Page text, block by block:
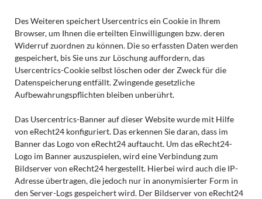
Des Weiteren speichert Usercentrics ein Cookie in Ihrem
Browser, um Ihnen die erteilten Einwilligungen bzw. deren
Widerruf zuordnen zu können. Die so erfassten Daten werden
gespeichert, bis Sie uns zur Löschung auffordern, das
Usercentrics-Cookie selbst löschen oder der Zweck für die
Datenspeicherung entfällt. Zwingende gesetzliche
Aufbewahrungspflichten bleiben unberührt.
Das Usercentrics-Banner auf dieser Website wurde mit Hilfe
von eRecht24 konfiguriert. Das erkennen Sie daran, dass im
Banner das Logo von eRecht24 auftaucht. Um das eRecht24-
Logo im Banner auszuspielen, wird eine Verbindung zum
Bildserver von eRecht24 hergestellt. Hierbei wird auch die IP-
Adresse übertragen, die jedoch nur in anonymisierter Form in
den Server-Logs gespeichert wird. Der Bildserver von eRecht24